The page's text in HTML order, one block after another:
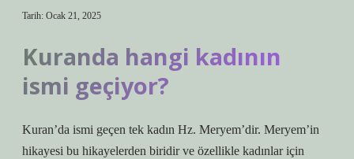
Tarih: Ocak 21, 2025
Kuranda hangi kadının
ismi geçiyor?
Kuran’da ismi geçen tek kadın Hz. Meryem’dir. Meryem’in
hikayesi bu hikayelerden biridir ve özellikle kadınlar için